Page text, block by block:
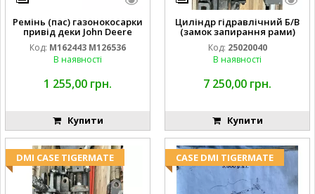
Ремінь (пас) газонокосарки
привід деки John Deere
M162443 M126536
Код: M162443 M126536
В наявності
1 255,00 грн.
Купити
Циліндр гідравлічний Б/В
(замок запирання рами)
2''X4'' 25320040
Код: 25020040
В наявності
7 250,00 грн.
Купити
DMI CASE TIGERMATE CASE DMI TIGERMATE